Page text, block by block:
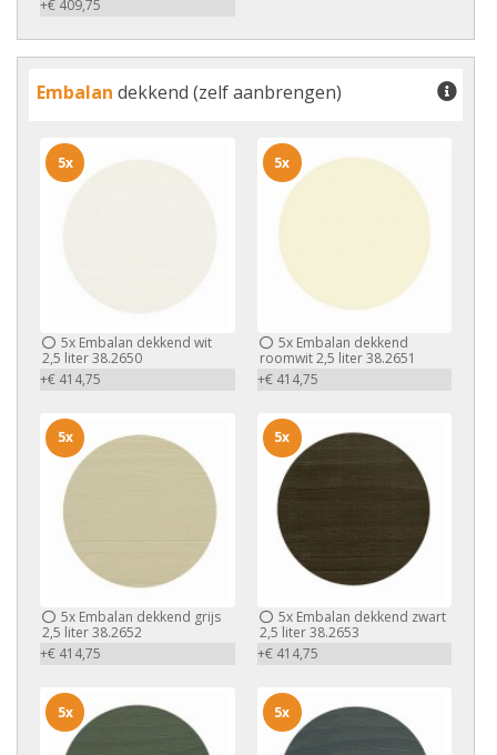
+€ 409,75
Embalan dekkend (zelf aanbrengen)
5x Embalan dekkend wit
2,5 liter 38.2650
+€ 414,75
5x
5xEmbalan dekkend
roomwit 2,5 liter 38.2651
+€ 414,75
5x
5x Embalan dekkend grijs
2,5 liter 38.2652
+€ 414,75
5x
5xEmbalan dekkend zwart
2,5 liter 38.2653
+€ 414,75
5x
5x 5x